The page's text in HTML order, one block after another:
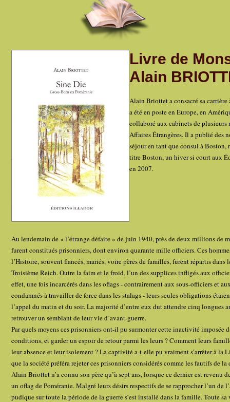
Livre de
Alain
Alain Briottet a consacré sa
a été en poste en Europe, en
collaboré aux cabinets de plusieurs
Affaires Étrangères. Il a publié des
séjour en tant que consul à Boston,
titre Boston, un hiver si court aux
en 2007.
Au lendemain de « l’étrange défaite » de juin 1940, près de deux millions de
furent constitués prisonniers, dont environ quarante mille officiers. Ces
l’Histoire, souvent fiancés, mariés, voire pères de familles, furent répartis dans
Troisième Reich. Outre la faim et le froid, l’un des supplices infligés aux
effet, une fois incarcérés dans les oflags - contrairement aux sous-officiers et
condamnés à travailler de force dans les stalags - leurs seules obligations
l’appel du matin et du soir. La majorité d’entre eux dut attendre cinq longues
retrouver un semblant de leur vie d’avant-guerre.
Par quels moyens ces prisonniers ont-il pu surmonter cette inactivité imposée
conditions, et garder un espoir de retour parmi les leurs ? Comment leurs
leur absence et leur isolement ? La captivité a-t-elle pu vraiment s’arrêter à la
que la société préféra rejeter ces prisonniers considérés comme les fautifs de la
Alain Briottet n’a connu son père qu’à sept ans, lorsque ce dernier est revenu
un oflag de Poméranie. Malgré leurs désirs respectifs de se rapprocher l’un de
pudique sur toute la période de la guerre s’est installé dans la famille. Toute sa